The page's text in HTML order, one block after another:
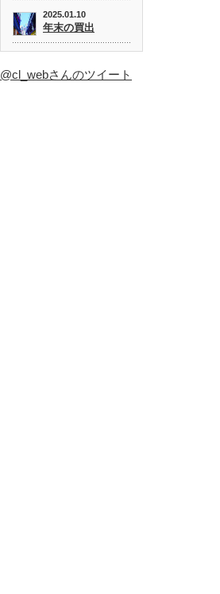
2025.01.10
年末の買出
@cl_webさんのツイート